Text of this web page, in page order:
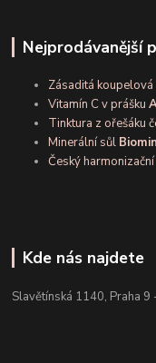
Nejprodávanější
Zásaditá
Vitamín C v prášku
Tinktura z ořešáku
Minerální sůl
Český
Kde nás najdete
Slavětínská 1140, Praha 9